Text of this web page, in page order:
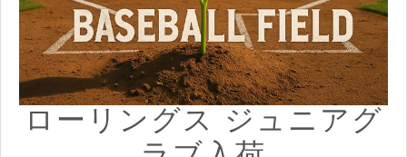
ローリングス ジュニアグ